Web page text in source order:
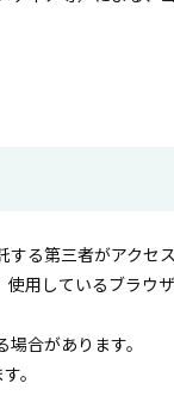
る第三者がアクセ
用しているブラ
合があります。
。